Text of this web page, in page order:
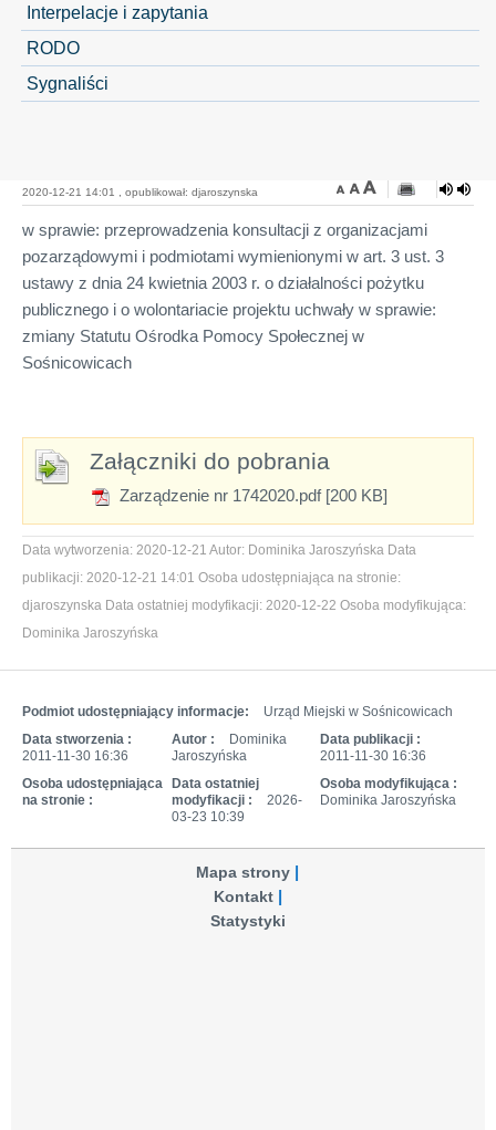
Interpelacje i zapytania
RODO
Sygnaliści
2020-12-21 14:01 , opublikował: djaroszynska
w sprawie: przeprowadzenia konsultacji z organizacjami
pozarządowymi i podmiotami wymienionymi w art. 3 ust. 3
ustawy z dnia 24 kwietnia 2003 r. o działalności pożytku
publicznego i o wolontariacie projektu uchwały w sprawie:
zmiany Statutu Ośrodka Pomocy Społecznej w
Sośnicowicach
Załączniki do pobrania
Zarządzenie nr 1742020.pdf [200 KB]
Data wytworzenia: 2020-12-21 Autor: Dominika Jaroszyńska Data
publikacji: 2020-12-21 14:01 Osoba udostępniająca na stronie:
djaroszynska Data ostatniej modyfikacji: 2020-12-22 Osoba modyfikująca:
Dominika Jaroszyńska
Podmiot udostępniający informacje:
Urząd Miejski w Sośnicowicach
Data stworzenia :
2011-11-30 16:36
Autor :
Dominika
Jaroszyńska
Data publikacji :
2011-11-30 16:36
Osoba udostępniająca
na stronie :
Data ostatniej
modyfikacji :
2026-
03-23 10:39
Osoba modyfikująca :
Dominika Jaroszyńska
Mapa strony
Kontakt
Statystyki